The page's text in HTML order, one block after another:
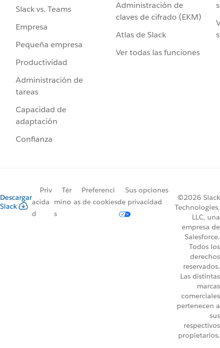
Slack vs. Teams
Empresa
Pequeña empresa
Productividad
Administración de
tareas
Capacidad de
adaptación
Confianza
Administración de
claves de cifrado (EKM)
Atlas de Slack
Ver todas las funciones
Descargar
Slack
Priv
acida
d
Tér
mino
s
Preferenci
as de cookies
Sus opciones
de privacidad
©2026 Slack
Technologies,
LLC, una
empresa de
Salesforce.
Todos los
derechos
reservados.
Las distintas
marcas
comerciales
pertenecen a
sus
respectivos
propietarios.